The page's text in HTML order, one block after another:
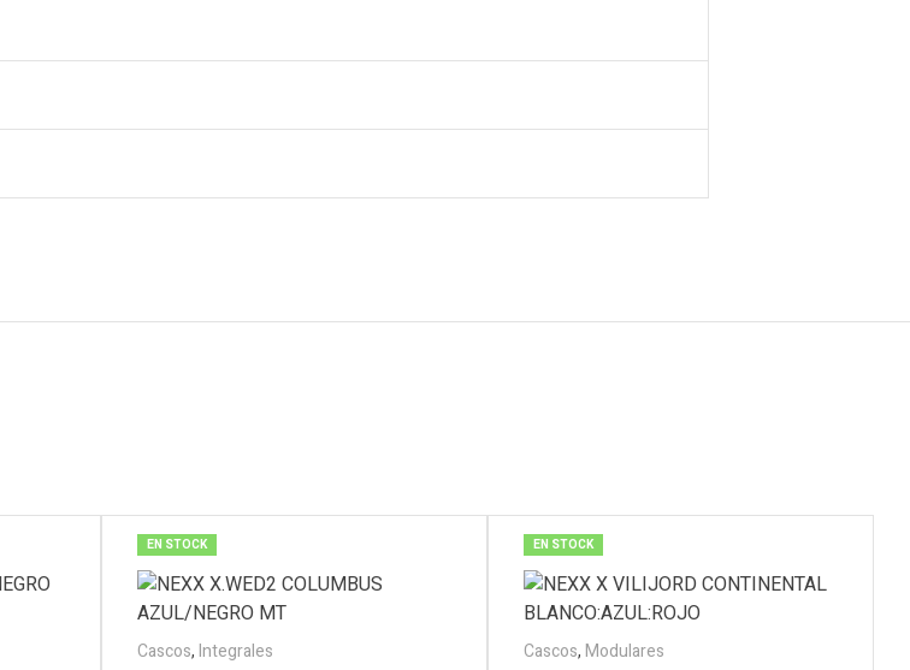
EN STOCK
Cascos, Integrales
EN STOCK
Cascos, Modulares